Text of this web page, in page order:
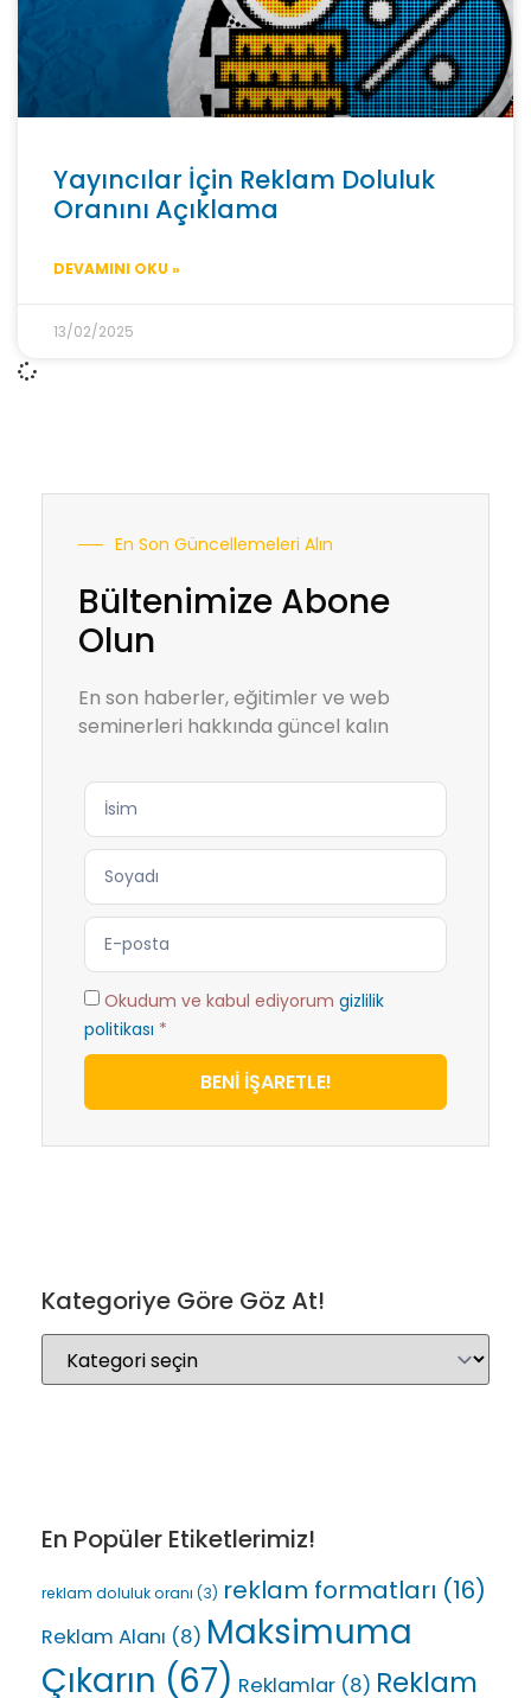
Yayıncılar İçin Reklam Doluluk
Oranını Açıklama
DEVAMINI OKU »
13/02/2025
En Son Güncellemeleri Alın
Bültenimize Abone
Olun
En son haberler, eğitimler ve web
seminerleri hakkında güncel kalın
Okudum ve kabul ediyorum gizlilik
politikası *
BENİ İŞARETLE!
Kategoriye Göre Göz At!
En Popüler Etiketlerimiz!
reklam doluluk oranı (3) reklam formatları (16)
Reklam Alanı (8) Maksimuma
Çıkarın (67) Reklamlar (8) Reklam